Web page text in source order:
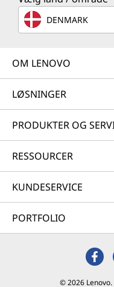
DENMARK
OM LENOVO
LØSNINGER
PRODUKTER OG
RESSOURCER
KUNDESERVICE
PORTFOLIO
© 2026